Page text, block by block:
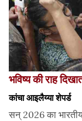
भविष्य की राह
कांचा आइलैय्या शेपर्ड
सन् 2026 का